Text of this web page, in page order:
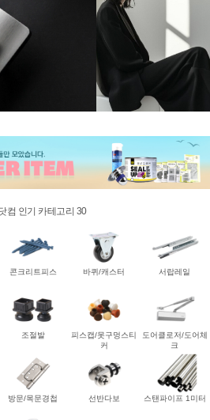
컴 인기 카테고리 30
콘크리트피스 바퀴/캐스터 서랍레일
조절발
피스캡/못구멍스티
커
도어클로저/도어체
크
방문/목문경첩 선반다보 스탠파이프 1미터